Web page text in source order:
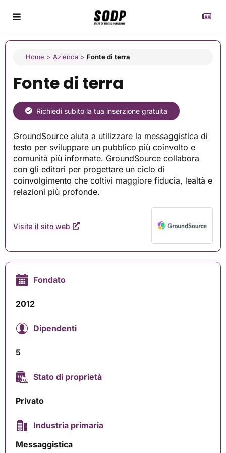
Home > Azienda > Fonte di terra
Fonte di terra
Richiedi subito la tua inserzione gratuita
GroundSource aiuta a utilizzare la messaggistica di
testo per sviluppare un pubblico più coinvolto e
comunità più informate. GroundSource collabora
con gli editori per progettare un ciclo di
coinvolgimento che coltivi maggiore fiducia, lealtà e
relazioni più profonde.
Visita il sito web
Fondato
2012
Dipendenti
5
Stato di proprietà
Privato
Industria primaria
Messaggistica